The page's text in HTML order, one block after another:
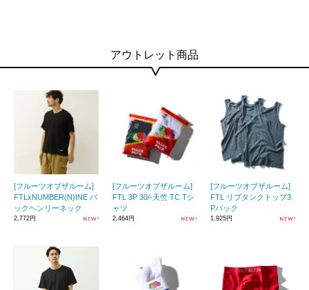
アウトレット商品
[フルーツオブザルーム]
FTLxNUMBER(N)INE パ
ックヘンリーネック
2,772円
[フルーツオブザルーム]
FTL 3P 30/-天竺 TC Tシ
ャツ
2,464円
[フルーツオブザルーム]
FTL リブタンクトップ3
Pパック
1,925円